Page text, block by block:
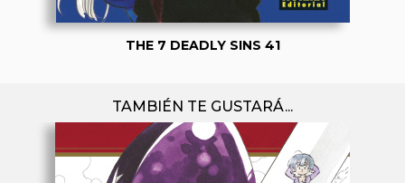
THE 7 DEADLY SINS 41
TAMBIÉN TE GUSTARÁ...